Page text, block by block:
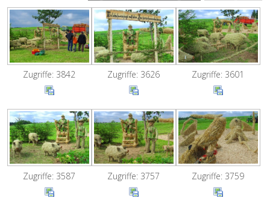
Zugriffe: 3842 Zugriffe: 3626 Zugriffe: 3601
Zugriffe: 3587 Zugriffe: 3757 Zugriffe: 3759